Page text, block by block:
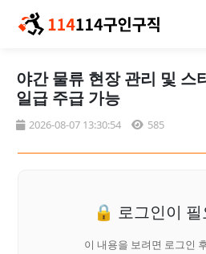
야간 물류 현장 관리 및 스
일급 주급 가능
2026-08-07 13:30:54 585
🔒 로그인이
이 내용을 보려면 로그인